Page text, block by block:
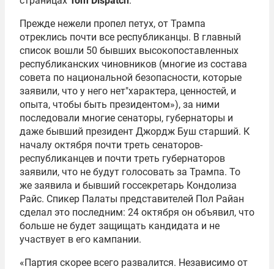
Прежде нежели пропел петух, от Трампа
отреклись почти все республиканцы. В главный
список вошли 50 бывших высокопоставленных
республиканских чиновников (многие из состава
совета по национальной безопасности, которые
заявили, что у него нет"характера, ценностей, и
опыта, чтобы быть президентом»), за ними
последовали многие сенаторы, губернаторы и
даже бывший президент Джордж Буш старший. К
началу октября почти треть сенаторов-
республиканцев и почти треть губернаторов
заявили, что не будут голосовать за Трампа. То
же заявила и бывший госсекретарь Кондолиза
Райс. Спикер Палаты представителей Пол Райан
сделал это последним: 24 октября он объявил, что
больше не будет защищать кандидата и не
участвует в его кампании.
«Партия скорее всего развалится. Независимо от